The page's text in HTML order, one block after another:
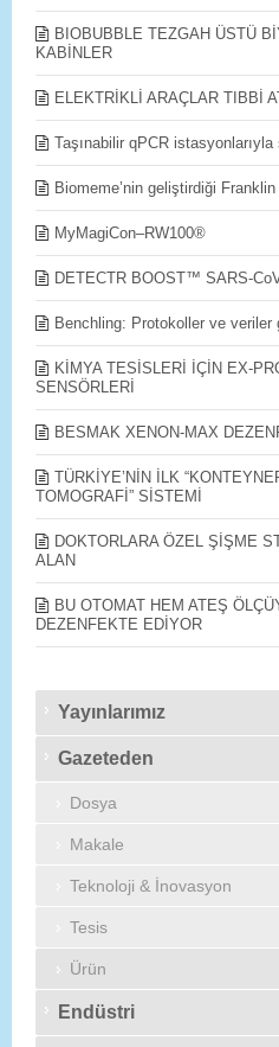
BIOBUBBLE TEZGAH ÜSTÜ
KABİNLER
ELEKTRİKLİ ARAÇLAR TIBBİ
Taşınabilir qPCR istasyonlarıyla
Biomeme’nin geliştirdiği
MyMagiCon–RW100®
DETECTR BOOST™ SARS-
Benchling: Protokoller ve veriler
KİMYA TESİSLERİ İÇİN EX-
SENSÖRLERİ
BESMAK XENON-MAX
TÜRKİYE’NİN İLK
TOMOGRAFİ” SİSTEMİ
DOKTORLARA ÖZEL ŞİŞME
ALAN
BU OTOMAT HEM ATEŞ
DEZENFEKTE EDİYOR
Yayınlarımız
Gazeteden
Dosya
Makale
Teknoloji & İnovasyon
Tesis
Ürün
Endüstri